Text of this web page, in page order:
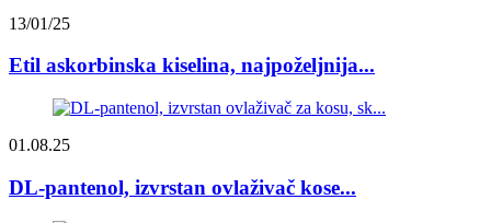
13/01/25
Etil askorbinska kiselina, najpoželjnija...
01.08.25
DL-pantenol, izvrstan ovlaživač kose...